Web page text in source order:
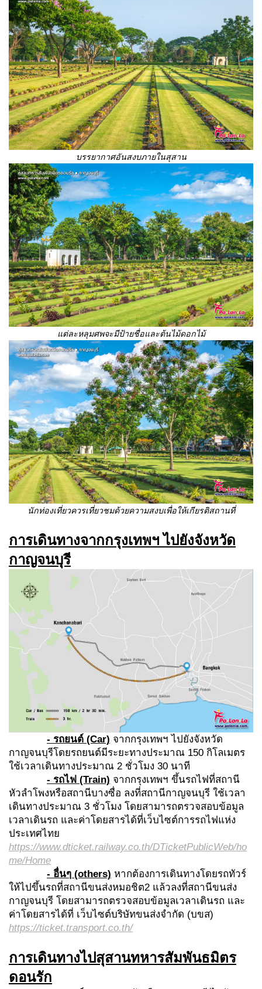
บรรยากาศอันสงบภายในสุสาน
แต่ละหลุมศพจะมีป้ายชื่อและต้นไม้ดอกไม้
นักท่องเที่ยวควรเที่ยวชมด้วยความสงบเพื่อให้เกียรติสถานที่
การเดินทางจากกรุงเทพฯ ไปยังจังหวัด
กาญจนบุรี
- รถยนต์ (Car) จากกรุงเทพฯ ไปยังจังหวัด
กาญจนบุรีโดยรถยนต์มีระยะทางประมาณ 150 กิโลเมตร
ใช้เวลาเดินทางประมาณ 2 ชั่วโมง 30 นาที
- รถไฟ (Train) จากกรุงเทพฯ ขึ้นรถไฟที่สถานี
หัวลำโพงหรือสถานีบางซื่อ ลงที่สถานีกาญจนบุรี ใช้เวลา
เดินทางประมาณ 3 ชั่วโมง โดยสามารถตรวจสอบข้อมูล
เวลาเดินรถ และค่าโดยสารได้ที่เว็บไซต์การรถไฟแห่ง
ประเทศไทย
https://www.dticket.railway.co.th/DTicketPublicWeb/ho
me/Home
- อื่นๆ (others) หากต้องการเดินทางโดยรถทัวร์
ให้ไปขึ้นรถที่สถานีขนส่งหมอชิต2 แล้วลงที่สถานีขนส่ง
กาญจนบุรี โดยสามารถตรวจสอบข้อมูลเวลาเดินรถ และ
ค่าโดยสารได้ที่ เว็บไซต์บริษัทขนส่งจำกัด (บขส)
https://ticket.transport.co.th/
การเดินทางไปสุสานทหารสัมพันธมิตร
ดอนรัก